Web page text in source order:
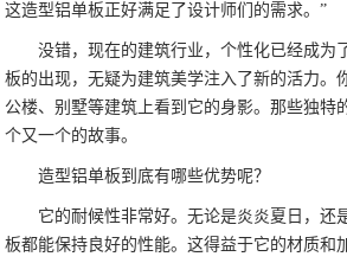
这造型铝单板正好满足了设计师们的需求。”
没错，现在的建筑行业，个性化已经成为
板的出现，无疑为建筑美学注入了新的活力。
公楼、别墅等建筑上看到它的身影。那些独特
个又一个的故事。
造型铝单板到底有哪些优势呢？
它的耐候性非常好。无论是炎炎夏日，还
板都能保持良好的性能。这得益于它的材质和